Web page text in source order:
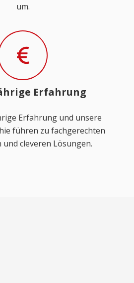
um.
Erfahrung
Erfahrung und unsere
führen zu fachgerechten
cleveren Lösungen.